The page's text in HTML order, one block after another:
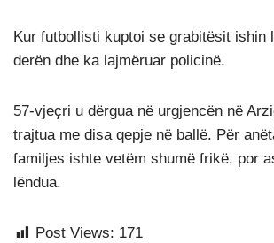
Kur futbollisti kuptoi se grabitësit ishin
derën dhe ka lajmëruar policinë.
57-vjeçri u dërgua në urgjencën në
trajtua me disa qepje në ballë. Për
familjes ishte vetëm shumë frikë, por
lëndua.
Post Views: 171